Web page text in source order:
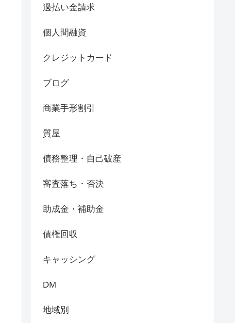
過払い金請求
個人間融資
クレジットカード
ブログ
商業手形割引
質屋
債務整理・自己破産
審査落ち・否決
助成金・補助金
債権回収
キャッシング
DM
地域別